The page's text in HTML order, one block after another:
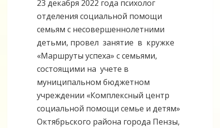
23 декабря 2022 года психолог
отделения социальной помощи
семьям с несовершеннолетними
детьми, провел занятие в кружке
«Маршруты успеха» с семьями,
состоящими на учете в
муниципальном бюджетном
учреждении «Комплексный центр
социальной помощи семье и детям»
Октябрьского района города Пензы,